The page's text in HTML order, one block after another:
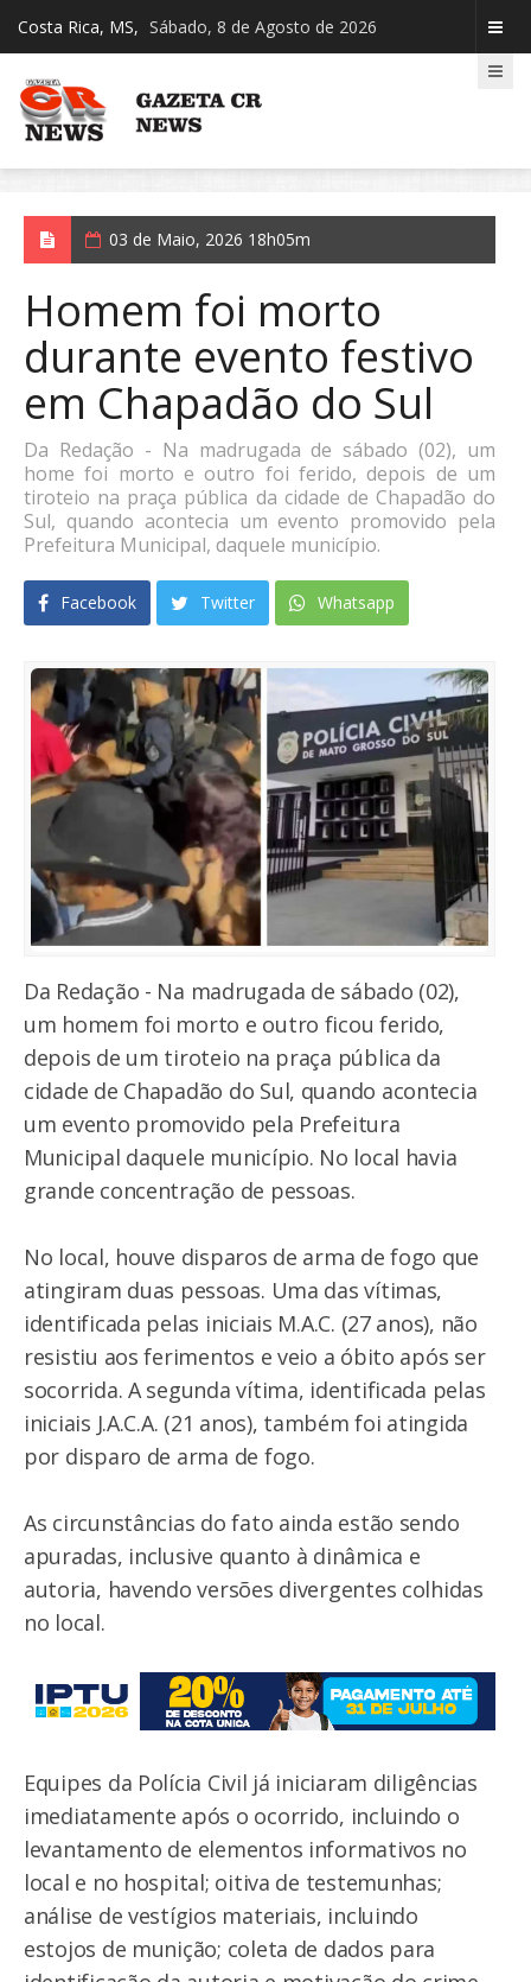
Costa Rica, MS, Sábado, 8 de Agosto de 2026
03 de Maio, 2026 18h05m
Homem foi morto
durante evento festivo
em Chapadão do Sul
Da Redação - Na madrugada de sábado (02), um
home foi morto e outro foi ferido, depois de um
tiroteio na praça pública da cidade de Chapadão do
Sul, quando acontecia um evento promovido pela
Prefeitura Municipal, daquele município.
Facebook Twitter Whatsapp
Da Redação - Na madrugada de sábado (02),
um homem foi morto e outro ficou ferido,
depois de um tiroteio na praça pública da
cidade de Chapadão do Sul, quando acontecia
um evento promovido pela Prefeitura
Municipal daquele município. No local havia
grande concentração de pessoas.
No local, houve disparos de arma de fogo que
atingiram duas pessoas. Uma das vítimas,
identificada pelas iniciais M.A.C. (27 anos), não
resistiu aos ferimentos e veio a óbito após ser
socorrida. A segunda vítima, identificada pelas
iniciais J.A.C.A. (21 anos), também foi atingida
por disparo de arma de fogo.
As circunstâncias do fato ainda estão sendo
apuradas, inclusive quanto à dinâmica e
autoria, havendo versões divergentes colhidas
no local.
Equipes da Polícia Civil já iniciaram diligências
imediatamente após o ocorrido, incluindo o
levantamento de elementos informativos no
local e no hospital; oitiva de testemunhas;
análise de vestígios materiais, incluindo
estojos de munição; coleta de dados para